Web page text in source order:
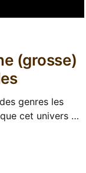
(grosse)
genres les
cet univers a
il est peut-être